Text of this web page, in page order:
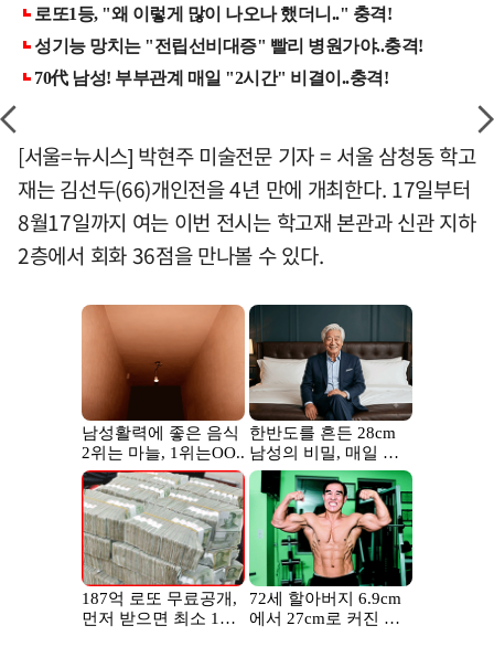
[서울=뉴시스] 박현주 미술전문 기자 = 서울 삼청동 학고
재는 김선두(66)개인전을 4년 만에 개최한다. 17일부터
8월17일까지 여는 이번 전시는 학고재 본관과 신관 지하
2층에서 회화 36점을 만나볼 수 있다.